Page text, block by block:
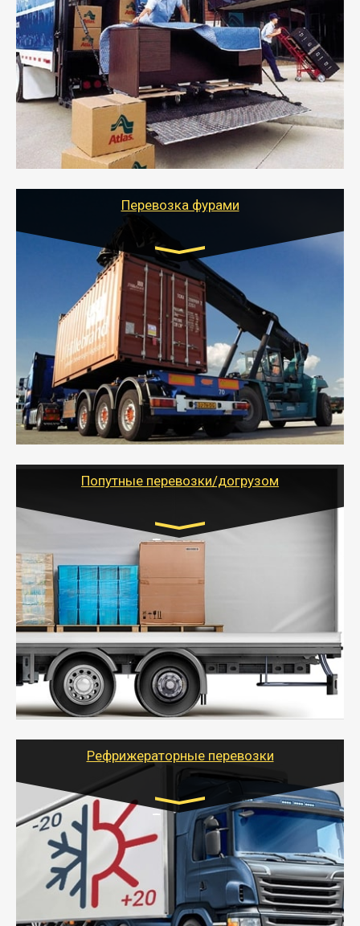
Газель: 1,5 и 3 тонны
от 5000 руб.
- Служебный или военный переезд может быть на
отдельном авто или догрузом (по меньшей
стоимости).
- Тайгер Логистик подберет автотранспорт, быстро и
качественно организует переезд к новому месту
службы или работы с гарантией сохранности груза и
оформлением документов, подтверждающих
Перевозка фурами
Транспорт:
Еврофура Тент от 5 до 10 тонн
грузоподъемность
от 10 000 руб. Возможен догруз
- Доставка фурой до 20 т возможна для больших
объемов грузов, упакованных в коробки, мешки,
паллеты и россыпью в самые отдаленные места
России с гарантией полной сохранности.
- Тайгер Логистик предоставляет услуги по
грузоперевозкам для физических и юридических лиц
Попутные перевозки/догрузом
Транспорт:
Газель (1,5 и 3 тонны), Бычок, Еврофура от 5 до
10 тонн
от 5000 руб. Возможен догруз
- Экономный способ доставить вещи от 200 кг в
другой город - догрузом или попутно. Попутные
грузоперевозки для физлиц, ИП и юрлиц обходятся
дешевле.
- Тайгер Логистик организует доставку
крупногабаритных и личных вещей по нужному
для погрузочно-разгрузочных работ при перевозке.
Рефрижераторные перевозки
Транспорт:
Газель (1,5 и 3 тонны), Бычок, Еврофура от 5 до
10 тонн
от 6000 руб.
- Рефрижераторные перевозки грузов с